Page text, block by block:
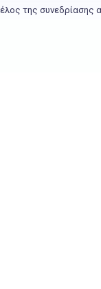
της συνεδρίασης